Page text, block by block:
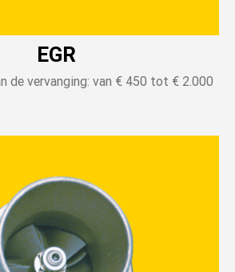
EGR
de vervanging: van € 450 tot € 2.000